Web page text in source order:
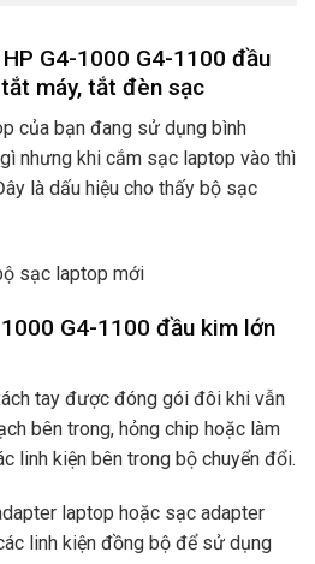
G4-1000 G4-1100 đầu
máy, tắt đèn sạc
của bạn đang sử dụng bình
nhưng khi cắm sạc laptop vào thì
là dấu hiệu cho thấy bộ sạc
sạc laptop mới
G4-1100 đầu kim lớn
tay được đóng gói đôi khi vẫn
bên trong, hỏng chip hoặc làm
linh kiện bên trong bộ chuyển đổi.
laptop hoặc sạc adapter
linh kiện đồng bộ để sử dụng